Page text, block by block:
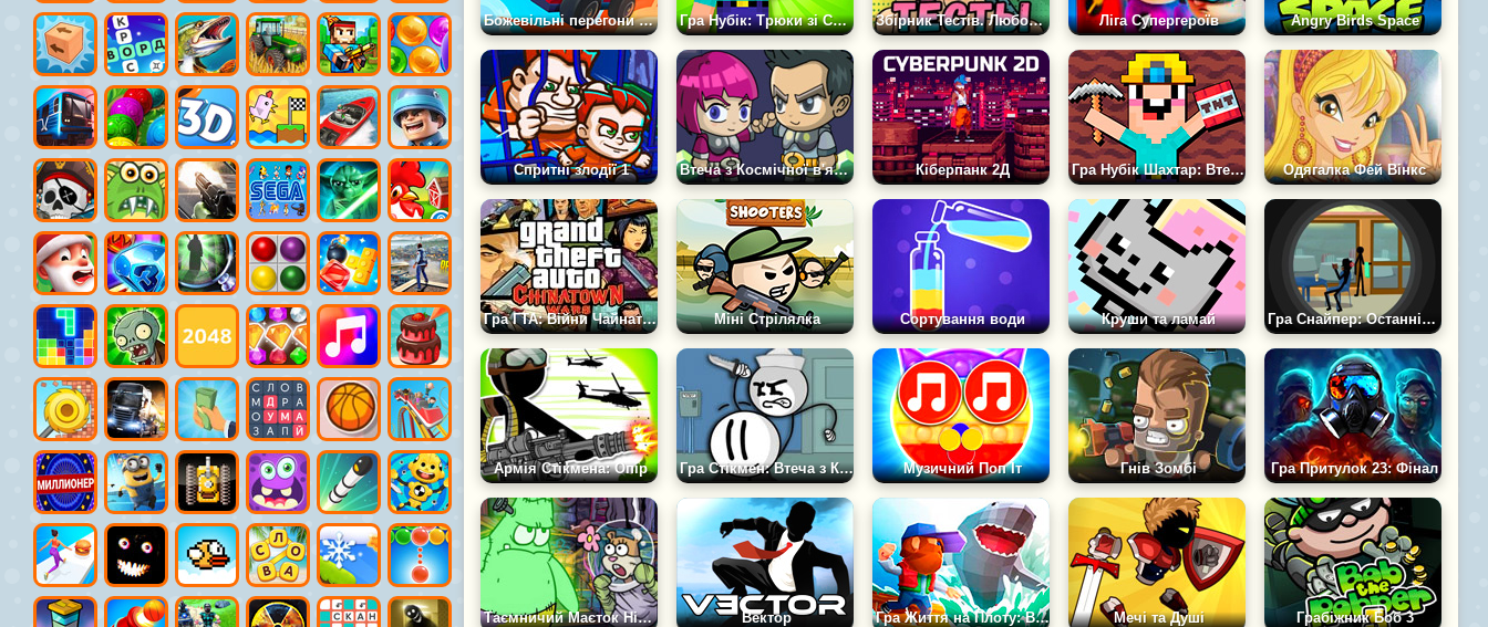
Божевільні перегони на картингу Гра Нубік: Трюки зі Смолоскипом Збірник Тестів. Любов, Друзі, Стосунки Ліга Супергероїв Angry Birds Space
Спритні злодії 1 Втеча з Космічної в'язниці на Двох Кіберпанк 2Д Гра Нубік Шахтар: Втеча з В'язниці 2Д Одягалка Фей Вінкс
Гра ГТА: Війни Чайнатауна Міні Стрілялка Сортування води Круши та ламай Гра Снайпер: Останній Вбивця 2
Армія Стікмена: Опір Гра Стікмен: Втеча з Комплексу Музичний Поп Іт Гнів Зомбі Гра Притулок 23: Фінал
Таємничий Маєток Нікелодеон Вектор Гра Життя на Плоту: Виживання в Океані Мечі та Душі Грабіжник Боб 3